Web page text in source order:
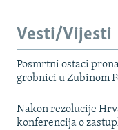
Vesti/Vijesti
Posmrtni ostaci
grobnici u Zubinom
Nakon rezolucije
konferencija o